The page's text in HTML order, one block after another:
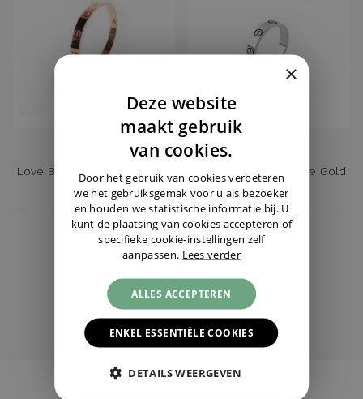
Love Bracelet Classic Rose
Gold Size 16
€ 6.450,-
Love Ring Small White Gold
Size 49
€ 1.095,-
CARTIER ALLE SIERADEN
GERMAN
×
Deze website
maakt gebruik
van cookies.
Door het gebruik van cookies verbeteren
we het gebruiksgemak voor u als bezoeker
en houden we statistische informatie bij. U
kunt de plaatsing van cookies accepteren of
specifieke cookie-instellingen zelf
aanpassen. Lees verder
ALLES ACCEPTEREN
ENKEL ESSENTIËLE COOKIES
DETAILS WEERGEVEN